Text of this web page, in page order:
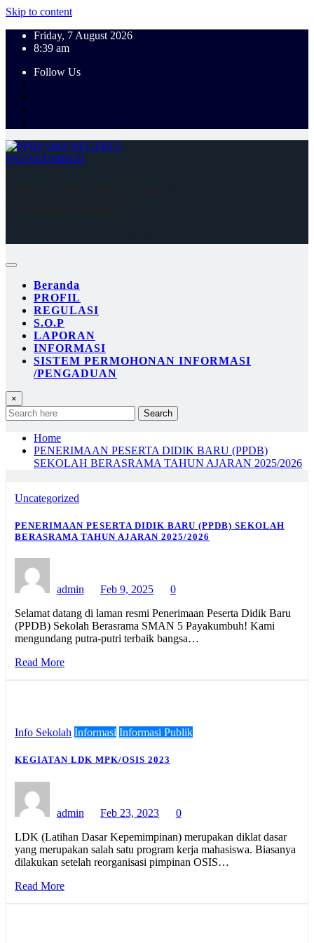
Skip to content
Friday, 7 August 2026
8:39 am
Follow Us
Beranda
PROFIL
REGULASI
S.O.P
LAPORAN
INFORMASI
SISTEM PERMOHONAN INFORMASI
/PENGADUAN
×
Search
Home
PENERIMAAN PESERTA DIDIK BARU (PPDB)
SEKOLAH BERASRAMA TAHUN AJARAN 2025/2026
Uncategorized
PENERIMAAN PESERTA DIDIK BARU (PPDB) SEKOLAH
BERASRAMA TAHUN AJARAN 2025/2026
admin Feb 9, 2025
0
Selamat datang di laman resmi Penerimaan Peserta Didik Baru
(PPDB) Sekolah Berasrama SMAN 5 Payakumbuh! Kami
mengundang putra-putri terbaik bangsa…
Read More
Info Sekolah Informasi Informasi Publik
KEGIATAN LDK MPK/OSIS 2023
admin Feb 23, 2023
0
LDK (Latihan Dasar Kepemimpinan) merupakan diklat dasar
yang merupakan salah satu program kerja mahasiswa. Biasanya
dilakukan setelah reorganisasi pimpinan OSIS…
Read More